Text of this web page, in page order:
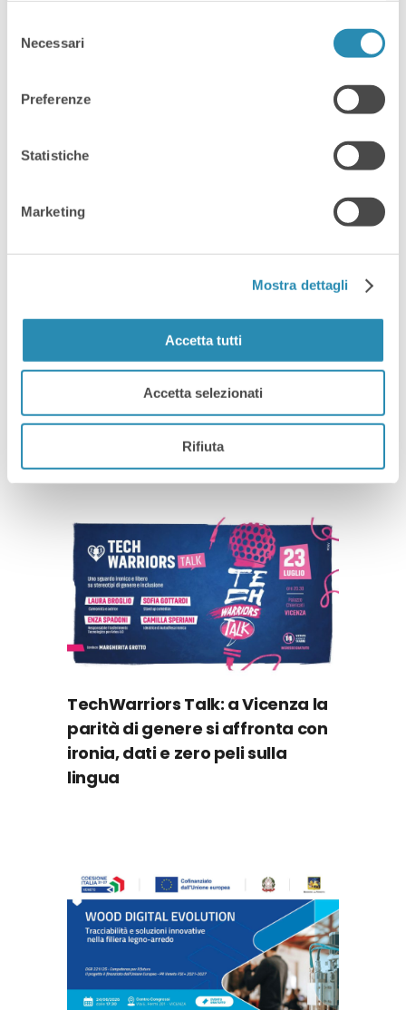
delNecessari
Preferenze
Statistiche
Marketing
Mostra dettagli
Accetta tutti
Accetta selezionati
Rifiuta
Vicenza Innovation Lab, in
Quartesolo. L’organizzazione
Innovation Hub di Confartigianato
Hackathon
Innovazione
Share:
TechWarriors Talk: a Vicenza la
parità di genere si affronta con
ironia, dati e zero peli sulla
lingua